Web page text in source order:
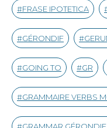
FRASE IPOTETICA
GÉRONDIF
GOING TO GR
GRAMMAIRE VERBS